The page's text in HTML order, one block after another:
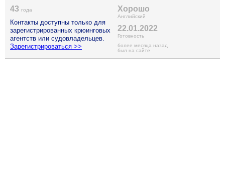
43 года
Контакты доступны только для
зарегистрированных крюинговых
агентств или судовладельцев.
Зарегистрироваться >>
Хорошо
Английский
22.01.2022
Готовность
более месяца назад
был на сайте